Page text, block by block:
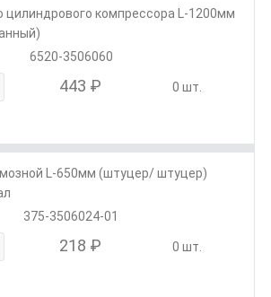
цилиндрового компрессора L-1200мм
6520-3506060
443 ₽ 0 шт.
L-650мм (штуцер/ штуцер)
375-3506024-01
218 ₽ 0 шт.